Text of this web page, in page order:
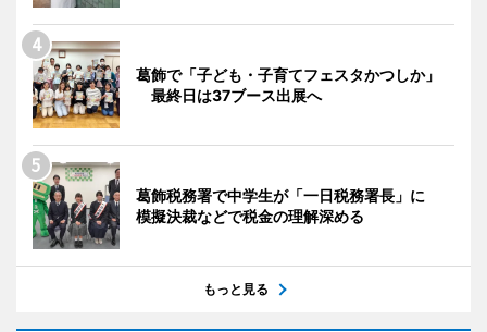
葛飾で「子ども・子育てフェスタかつしか」
最終日は37ブース出展へ
葛飾税務署で中学生が「一日税務署長」に
模擬決裁などで税金の理解深める
もっと見る